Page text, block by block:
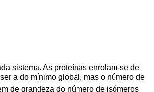
sistema. As proteínas enrolam-se de
a do mínimo global, mas o número de
de grandeza do número de isómeros